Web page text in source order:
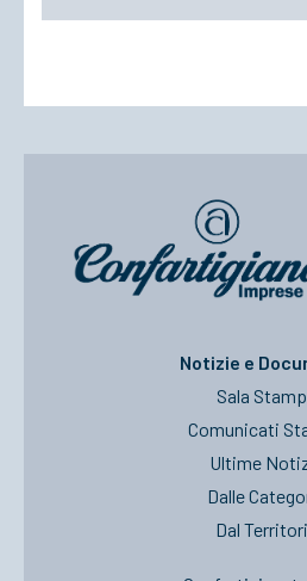
Notizie e
Sala
Comunicati
Ultime
Dalle
Dal